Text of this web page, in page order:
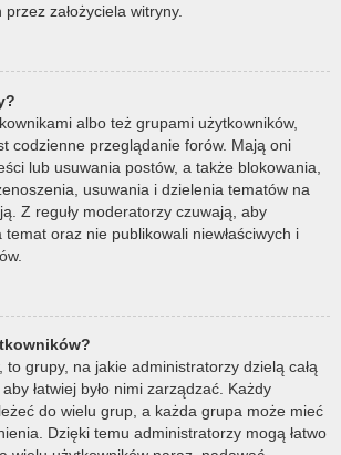
założyciela witryny.
albo też grupami użytkowników,
codzienne przeglądanie forów. Mają oni
lub usuwania postów, a także blokowania,
usuwania i dzielenia tematów na
Z reguły moderatorzy czuwają, aby
oraz nie publikowali niewłaściwych i
to grupy, na jakie administratorzy dzielą całą
łatwiej było nimi zarządzać. Każdy
do wielu grup, a każda grupa może mieć
Dzięki temu administratorzy mogą łatwo